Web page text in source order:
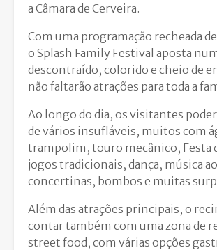
a Câmara de Cerveira.
Com uma programação recheada
o Splash Family Festival aposta
descontraído, colorido e cheio de
não faltarão atrações para toda a
Ao longo do dia, os visitantes
de vários insufláveis, muitos com
trampolim, touro mecânico, Festa
jogos tradicionais, dança, música
concertinas, bombos e muitas
Além das atrações principais, o
contar também com uma zona de
street food, com várias opções